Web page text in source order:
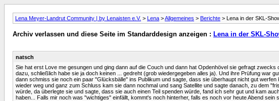
Lena Meyer-Landrut Community | by Lenaisten e.V. > Lena >Allgemeines > Berichte > Lena in der SKL-
Archiv verlassen und diese Seite im Standarddesign anzeigen : Lena in der SKL-
natsch
Sie hat erst Love me gesungen und ging dann auf die Couch und dann hat Opdenhövel sie gefragt
dazu, schließlich habe sie ja doch keinen ... gedreht (grob wiedergegeben alles ja). Und ihre Prüfung war
dann schmiss sie noch ein paar "Glücksbälle" ins Publikum und sagte, dass sie überhaupt nicht gut
wieder weg und ganz zum Schluss kam sie dann nochmal und sang Satellite und sagte danach, zu dem
würde, da überlegte sie und sagte, dass sie auch einen Teil spenden würde, fand ich sehr gut und kam
haben... Falls mir noch was "wichtiges" einfällt, kommt's noch hinterher, falls es noch vor heute Abend sein